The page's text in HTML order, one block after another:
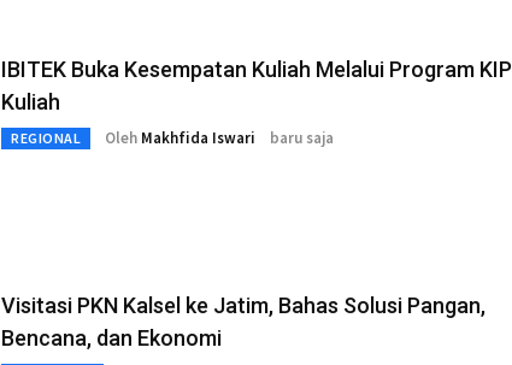
IBITEK Buka Kesempatan Kuliah Melalui Program KIP
Kuliah
REGIONAL Oleh Makhfida Iswari baru saja
Visitasi PKN Kalsel ke Jatim, Bahas Solusi Pangan,
Bencana, dan Ekonomi